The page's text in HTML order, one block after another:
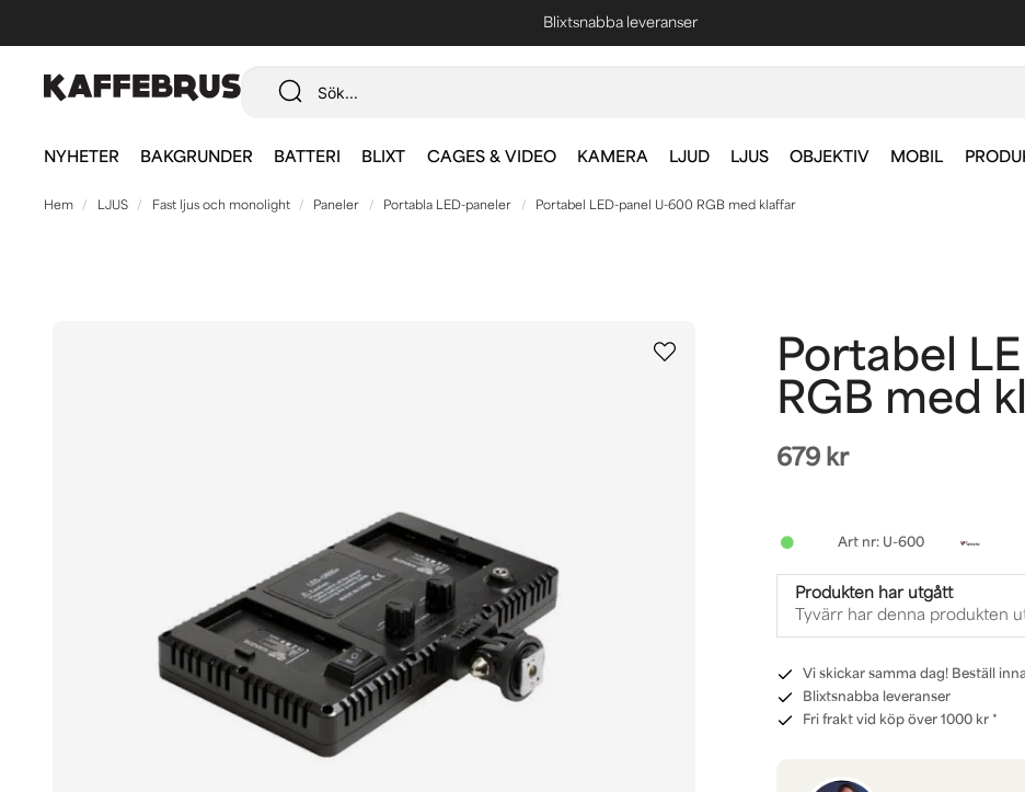
Blixtsnabba leveranser
NYHETER BAKGRUNDER BATTERI BLIXT CAGES & VIDEO KAMERA LJUD LJUS OBJEKTIV MOBIL
Hem LJUS Fast ljus och monolight Paneler Portabla LED-paneler Portabel LED-panel U-600 RGB med klaffar
Portabel
RGB med
679 kr
U-600
Produkten har utgått
Tyvärr har denna produkten
Vi skickar samma dag! Beställ
Blixtsnabba leveranser
Fri frakt vid köp över 1000 kr *